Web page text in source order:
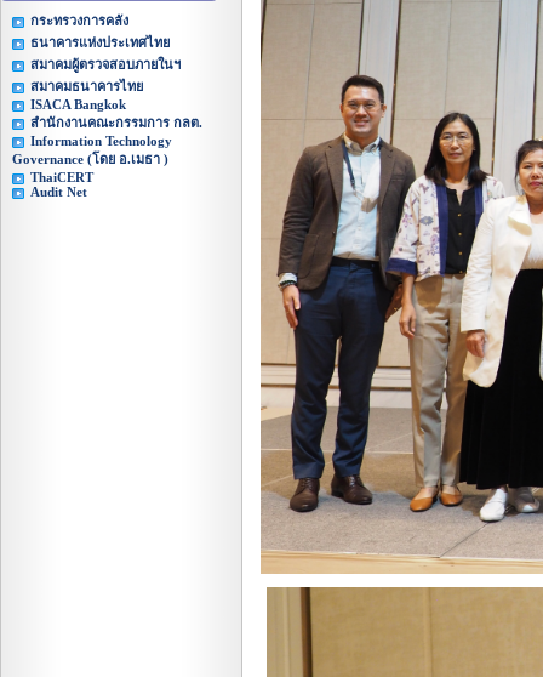
กระทรวงการคลัง
ธนาคารแห่งประเทศไทย
สมาคมผู้ตรวจสอบภายในฯ
สมาคมธนาคารไทย
ISACA Bangkok
สำนักงานคณะกรรมการ กลต.
Information Technology
Governance (โดย อ.เมธา )
ThaiCERT
Audit Net